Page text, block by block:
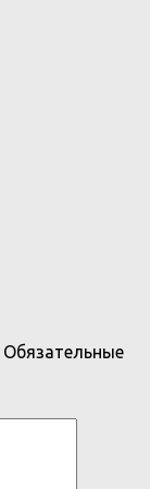
Обязательные